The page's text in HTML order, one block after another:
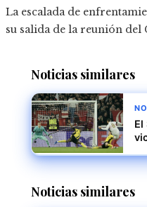
La escalada de
su salida de la reunión del
Noticias similares
El
Noticias similares